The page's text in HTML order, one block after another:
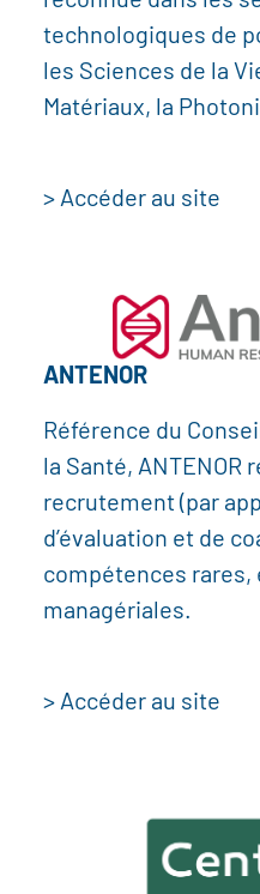
technologiques de
les Sciences de la
Matériaux, la
> Accéder au site
ANTENOR
Référence du
la Santé, ANTENOR
recrutement (par
d’évaluation et de
compétences rares,
managériales.
> Accéder au site